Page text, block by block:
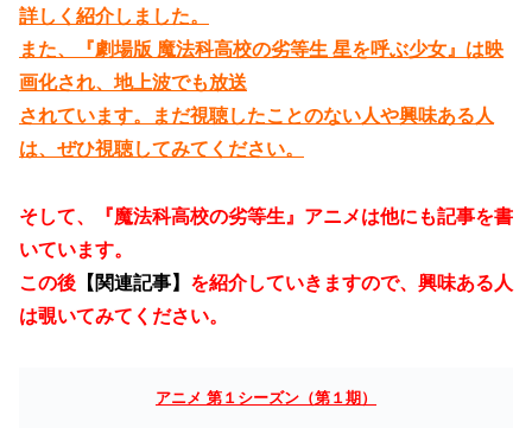
詳しく紹介しました。
また、『劇場版 魔法科高校の劣等生 星を呼ぶ少女』は映
画化され、地上波でも放送
されています。まだ視聴したことのない人や興味ある人
は、ぜひ視聴してみてください。
そして、『魔法科高校の劣等生』アニメは他にも記事を書
いています。
この後 【関連記事】 を紹介していきますので、興味ある人
は覗いてみてください。
アニメ 第１シーズン（第１期）